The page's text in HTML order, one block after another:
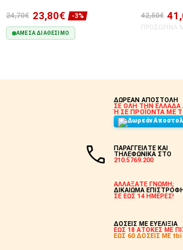
24,70€ 23,80€ -3%
ΆΜΕΣΑ ΔΙΑΘΈΣΙΜΟ
42,50€
ΠΡΟΣΩΡΙΝΆ
ΔΩΡΕΑΝ ΑΠΟΣΤΟΛΗ
ΣΕ ΟΛΗ ΤΗΝ ΕΛΛΑΔΑ
Ή ΣΕ ΠΡΟΪΟΝΤΑ ΜΕ
ΠΑΡΑΓΓΕΙΛΤΕ ΚΑΙ
ΤΗΛΕΦΩΝΙΚΑ ΣΤΟ
210.5769.200
ΑΛΛΑΞΑΤΕ ΓΝΩΜΗ;
ΔΙΚΑΙΩΜΑ
ΣΕ ΕΩΣ 14 ΗΜΕΡΕΣ!
ΔΟΣΕΙΣ ΜΕ ΕΥΕΛΙΞΙΑ
ΕΩΣ 18 ΑΤΟΚΕΣ ΜΕ
ΕΩΣ 60 ΔΟΣΕΙΣ ΜΕ tbi